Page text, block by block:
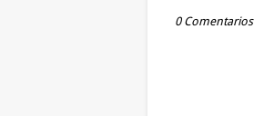
0 Comentarios